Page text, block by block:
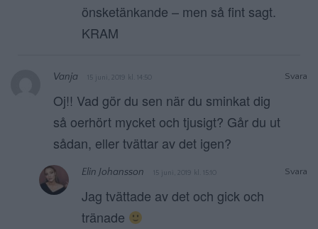
önsketänkande – men så fint sagt.
KRAM
Svara
Vanja 15 juni, 2019 kl. 14:50
Oj!! Vad gör du sen när du sminkat dig
så oerhört mycket och tjusigt? Går du ut
sådan, eller tvättar av det igen?
Svara
Elin Johansson 15 juni, 2019 kl. 15:10
Jag tvättade av det och gick och
tränade